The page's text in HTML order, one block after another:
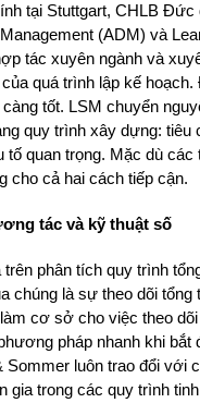
tại Stuttgart, CHLB Đức
(ADM) và
tác xuyên ngành và
quá trình lập kế
tốt. LSM chuyển
quy trình xây dựng: tiêu
quan trọng. Mặc dù
cho cả hai cách tiếp cận.
tác và kỹ thuật số
phân tích quy trình
là sự theo dõi tổng
cơ sở cho việc theo
pháp nhanh khi
luôn trao đổi với
gia trong các quy trình